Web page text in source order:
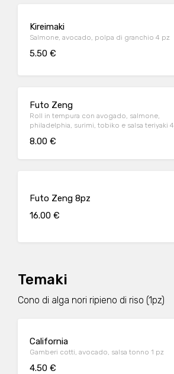
Kireimaki
Salmone, avocado, polpa di granchio 4 pz
5.50 €
Futo Zeng
Roll in tempura con avogado, salmone,
philadelphia, surimi, tobiko e salsa teriyaki 4
8.00 €
Futo Zeng 8pz
16.00 €
Temaki
Cono di alga nori ripieno di riso (1pz)
California
Gamberi cotti, avocado, salsa tonno 1 pz
4.50 €